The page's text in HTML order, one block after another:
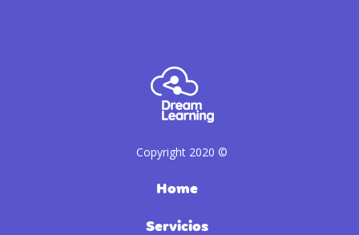
Copyright 2020 ©
Home
Servicios